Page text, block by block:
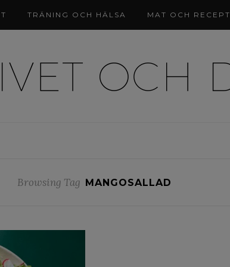
TRÄNING OCH HÄLSA MAT OCH RECEPT
Browsing Tag MANGOSALLAD